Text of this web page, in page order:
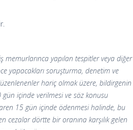
yapılan tespitler veya diğer
yapacakları soruşturma, denetim ve
hariç olmak üzere, bildirgenin
içinde verilmesi ve söz konusu
15 gün içinde ödenmesi halinde, bu
cezalar dörtte bir oranına karşılık gelen